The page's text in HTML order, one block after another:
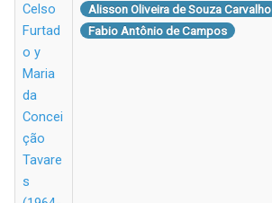
Celso
Furtad
o y
Maria
da
Concei
ção
Tavare
s
Alisson Oliveira de Souza Carvalho
Fabio Antônio de Campos